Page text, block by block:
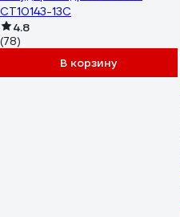
CT10143-13C
4.8
(78)
В корзину